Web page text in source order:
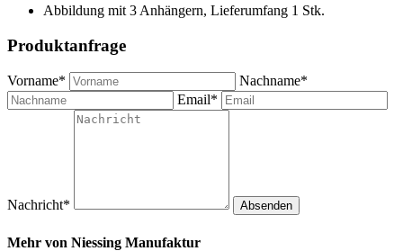
Abbildung mit 3 Anhängern, Lieferumfang 1 Stk.
Produktanfrage
Vorname*
Nachname*
Email*
Nachricht* Absenden
Mehr von Niessing Manufaktur